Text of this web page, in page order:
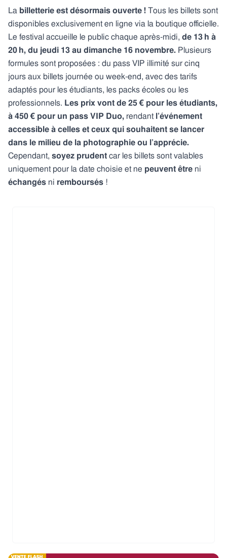
La billetterie est désormais ouverte ! Tous les billets sont
disponibles exclusivement en ligne via la boutique officielle.
Le festival accueille le public chaque après-midi, de 13 h à
20 h, du jeudi 13 au dimanche 16 novembre. Plusieurs
formules sont proposées : du pass VIP illimité sur cinq
jours aux billets journée ou week-end, avec des tarifs
adaptés pour les étudiants, les packs écoles ou les
professionnels. Les prix vont de 25 € pour les étudiants,
à 450 € pour un pass VIP Duo, rendant l’événement
accessible à celles et ceux qui souhaitent se lancer
dans le milieu de la photographie ou l’apprécie.
Cependant, soyez prudent car les billets sont valables
uniquement pour la date choisie et ne peuvent être ni
échangés ni remboursés !